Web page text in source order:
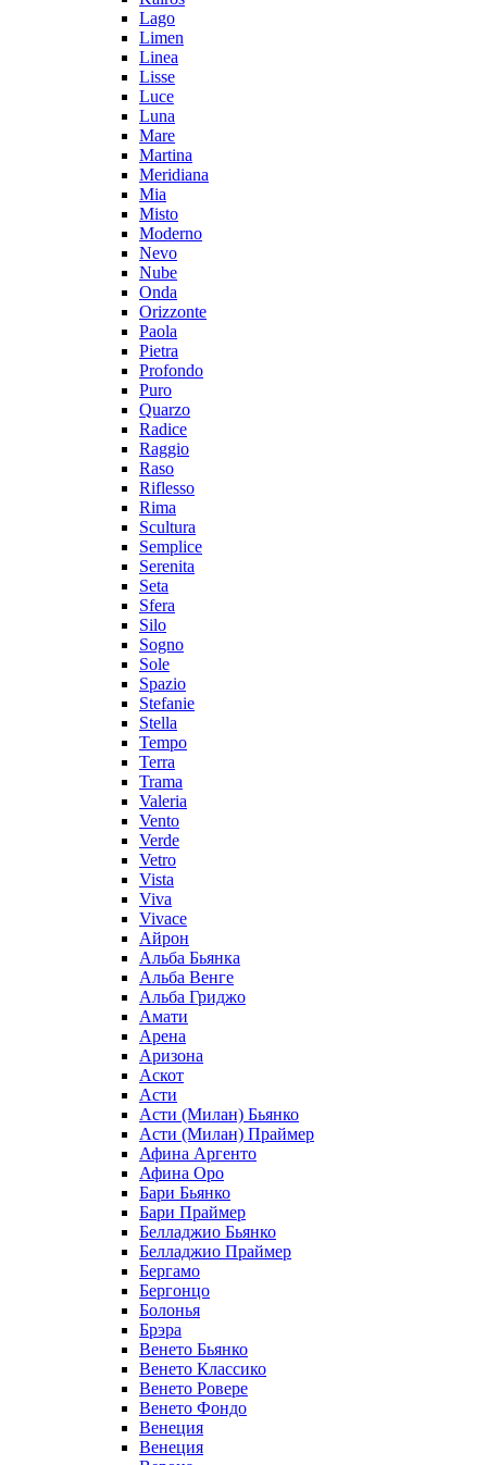
Lago
Limen
Linea
Lisse
Luce
Luna
Mare
Martina
Meridiana
Mia
Misto
Moderno
Nevo
Nube
Onda
Orizzonte
Paola
Pietra
Profondo
Puro
Quarzo
Radice
Raggio
Raso
Riflesso
Rima
Scultura
Semplice
Serenita
Seta
Sfera
Silo
Sogno
Sole
Spazio
Stefanie
Stella
Tempo
Terra
Trama
Valeria
Vento
Verde
Vetro
Vista
Viva
Vivace
Айрон
Альба Бьянка
Альба Венге
Альба Гриджо
Амати
Арена
Аризона
Аскот
Асти
Асти (Милан) Бьянко
Асти (Милан) Праймер
Афина Аргенто
Афина Оро
Бари Бьянко
Бари Праймер
Белладжио Бьянко
Белладжио Праймер
Бергамо
Бергонцо
Болонья
Брэра
Венето Бьянко
Венето Классико
Венето Ровере
Венето Фондо
Венеция
Венеция